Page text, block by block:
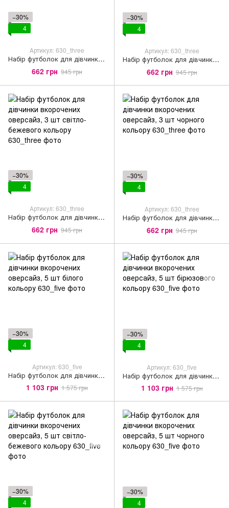
−30%
4
Артикул: 630_three
Набір футболок для дівчинки вкорочених оверсайз, 3 шт білого кольору
662 грн 945 грн
−30%
4
Артикул: 630_three
Набір футболок для дівчинки вкорочених оверсайз, 3 шт бірюзового кольору
662 грн 945 грн
−30%
4
Артикул: 630_three
Набір футболок для дівчинки вкорочених оверсайз, 3 шт світло-бежевого кольору
662 грн 945 грн
−30%
4
Артикул: 630_three
Набір футболок для дівчинки вкорочених оверсайз, 3 шт чорного кольору
662 грн 945 грн
−30%
4
Артикул: 630_five
Набір футболок для дівчинки вкорочених оверсайз, 5 шт білого кольору
1 103 грн 1 575 грн
−30%
4
Артикул: 630_five
Набір футболок для дівчинки вкорочених оверсайз, 5 шт бірюзового кольору
1 103 грн 1 575 грн
−30%
4
−30%
4